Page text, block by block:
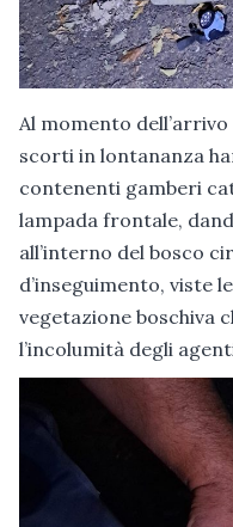
Al momento
scorti in lontananza
contenenti gamberi
lampada frontale,
all’interno del bosco
d’inseguimento, viste
vegetazione boschiva
l’incolumità degli